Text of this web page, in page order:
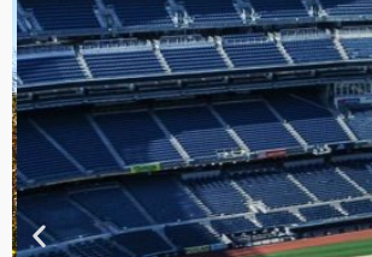
TOUR DE
CONTRASTES